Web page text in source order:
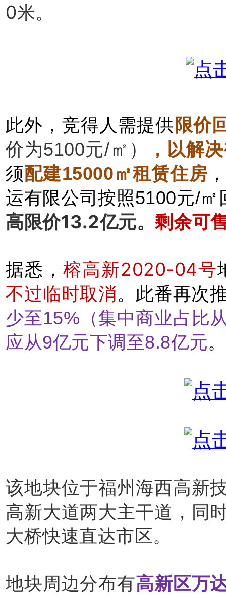
0米。
此外，竞得人需提供 限价
价为5100元/㎡）
，以解
须配建15000㎡租赁住房
运有限公司按照5100元/㎡
高限价13.2亿元。剩余可
据悉，榕高新2020-04号
不过临时取消。 此番再次
少至15%（集中商业占比
应从9亿元下调至8.8亿元。
该地块位于福州海西高新
高新大道两大主干道，同
大桥快速直达市区。
地块周边分布有高新区万